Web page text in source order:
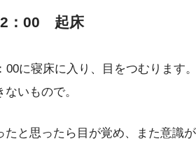
：00 起床
00に寝床に入り、目をつむります
ないもので。
たと思ったら目が覚め、また意識